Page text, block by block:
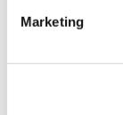
Marketing
2011 (13)
2009 (14)